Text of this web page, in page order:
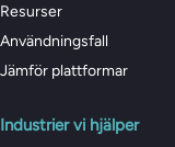
Resurser
Användningsfall
Jämför plattformar
Industrier vi hjälper